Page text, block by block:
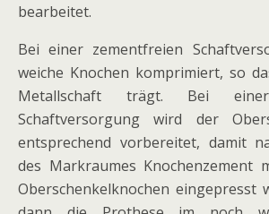
bearbeitet.
Bei einer zementfreien
weiche Knochen komprimiert, so
Metallschaft trägt. Bei einer
Schaftversorgung wird der
entsprechend vorbereitet, damit
des Markraumes Knochenzement
Oberschenkelknochen eingepresst